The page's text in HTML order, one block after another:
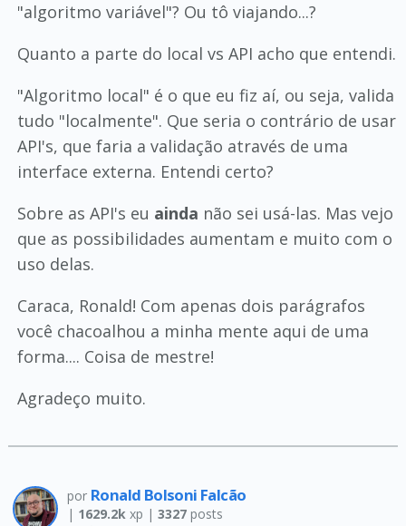
"algoritmo variável"? Ou tô viajando...?
Quanto a parte do local vs API acho que entendi.
"Algoritmo local" é o que eu fiz aí, ou seja, valida
tudo "localmente". Que seria o contrário de usar
API's, que faria a validação através de uma
interface externa. Entendi certo?
Sobre as API's eu ainda não sei usá-las. Mas vejo
que as possibilidades aumentam e muito com o
uso delas.
Caraca, Ronald! Com apenas dois parágrafos
você chacoalhou a minha mente aqui de uma
forma.... Coisa de mestre!
Agradeço muito.
por Ronald Bolsoni Falcão
| 1629.2kxp | 3327posts